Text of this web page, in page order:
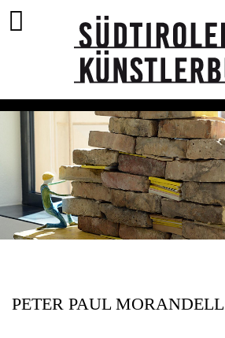
PETER PAUL MORANDELL